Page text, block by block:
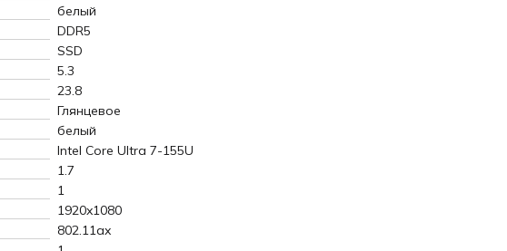
белый
DDR5
SSD
5.3
23.8
Глянцевое
белый
Intel Core Ultra 7-155U
1.7
1
1920x1080
802.11ax